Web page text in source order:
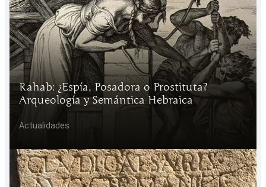
Rahab: ¿Espía, Posadora o Prostituta?
Arqueología y Semántica Hebraica
Actualidades